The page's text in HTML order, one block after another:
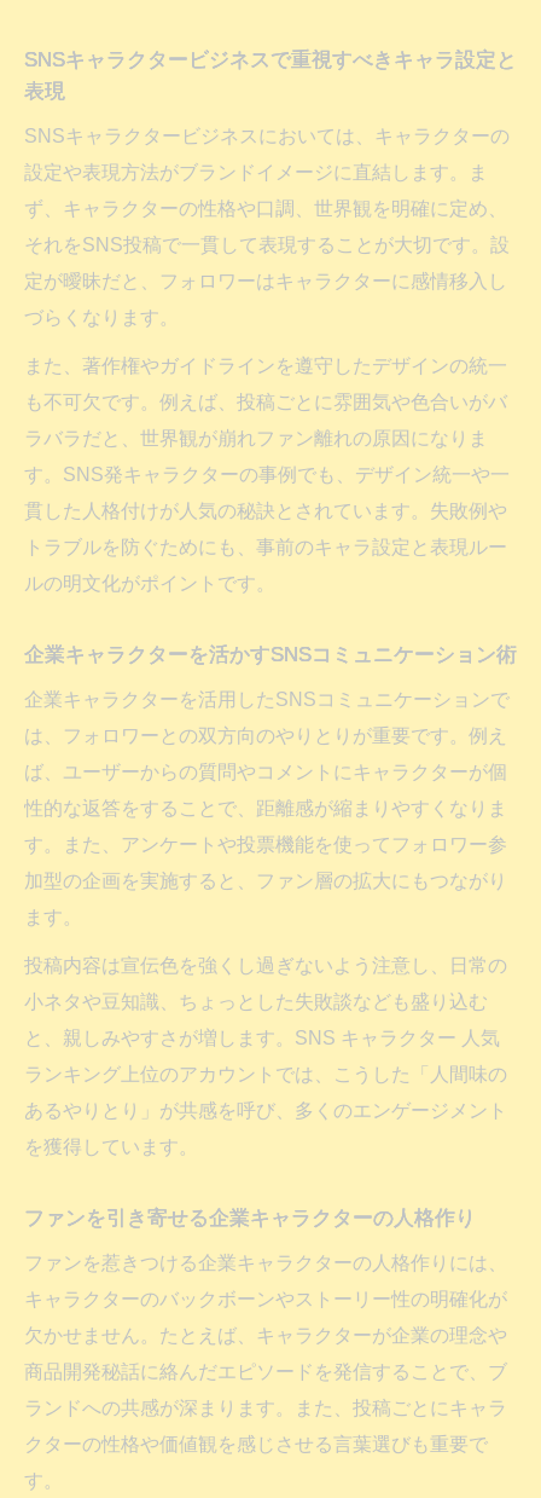
SNSキャラクタービジネスで重視すべきキャラ設定と
表現
SNSキャラクタービジネスにおいては、キャラクターの
設定や表現方法がブランドイメージに直結します。ま
ず、キャラクターの性格や口調、世界観を明確に定め、
それをSNS投稿で一貫して表現することが大切です。設
定が曖昧だと、フォロワーはキャラクターに感情移入し
づらくなります。
また、著作権やガイドラインを遵守したデザインの統一
も不可欠です。例えば、投稿ごとに雰囲気や色合いがバ
ラバラだと、世界観が崩れファン離れの原因になりま
す。SNS発キャラクターの事例でも、デザイン統一や一
貫した人格付けが人気の秘訣とされています。失敗例や
トラブルを防ぐためにも、事前のキャラ設定と表現ルー
ルの明文化がポイントです。
企業キャラクターを活かすSNSコミュニケーション術
企業キャラクターを活用したSNSコミュニケーションで
は、フォロワーとの双方向のやりとりが重要です。例え
ば、ユーザーからの質問やコメントにキャラクターが個
性的な返答をすることで、距離感が縮まりやすくなりま
す。また、アンケートや投票機能を使ってフォロワー参
加型の企画を実施すると、ファン層の拡大にもつながり
ます。
投稿内容は宣伝色を強くし過ぎないよう注意し、日常の
小ネタや豆知識、ちょっとした失敗談なども盛り込む
と、親しみやすさが増します。SNS キャラクター 人気
ランキング上位のアカウントでは、こうした「人間味の
あるやりとり」が共感を呼び、多くのエンゲージメント
を獲得しています。
ファンを引き寄せる企業キャラクターの人格作り
ファンを惹きつける企業キャラクターの人格作りには、
キャラクターのバックボーンやストーリー性の明確化が
欠かせません。たとえば、キャラクターが企業の理念や
商品開発秘話に絡んだエピソードを発信することで、ブ
ランドへの共感が深まります。また、投稿ごとにキャラ
クターの性格や価値観を感じさせる言葉選びも重要で
す。